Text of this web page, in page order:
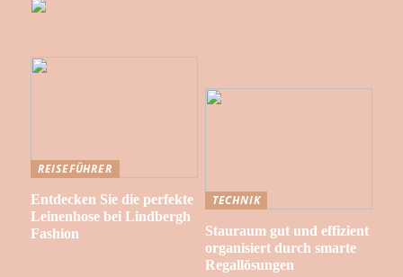
REISEFÜHRER
Entdecken Sie die perfekte
Leinenhose bei Lindbergh
Fashion
TECHNIK
Stauraum gut und effizient
organisiert durch smarte
Regallösungen